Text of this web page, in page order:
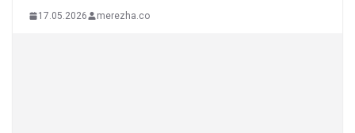
17.05.2026 merezha.co